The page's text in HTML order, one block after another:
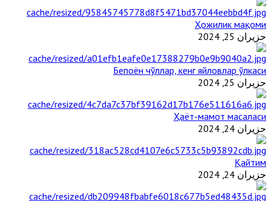
Ҳожилик мақоми
حزيران 25, 2024
Бепоён чўллар, кенг яйловлар ўлкаси
حزيران 25, 2024
Ҳаёт-мамот масаласи
حزيران 24, 2024
Қайтим
حزيران 24, 2024